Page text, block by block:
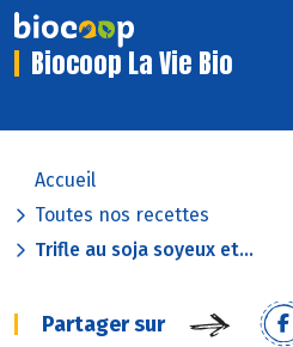
Biocoop La Vie Bio
Accueil
Toutes nos recettes
Trifle au soja soyeux et...
Partager sur